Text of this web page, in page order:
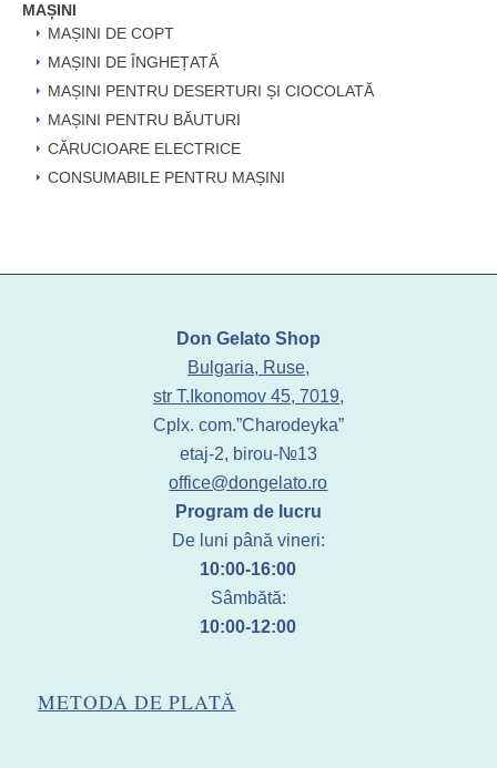
MAȘINI
MAȘINI DE COPT
MAȘINI DE ÎNGHEȚATĂ
MAȘINI PENTRU DESERTURI ȘI CIOCOLATĂ
MAȘINI PENTRU BĂUTURI
CĂRUCIOARE ELECTRICE
CONSUMABILE PENTRU MAȘINI
Don Gelato Shop
Bulgaria, Ruse,
str T.Ikonomov 45, 7019,
Cplx. com.”Charodeyka”
etaj-2, birou-№13
office@dongelato.ro
Program de lucru
De luni până vineri:
10:00-16:00
Sâmbătă:
10:00-12:00
METODA DE PLATĂ